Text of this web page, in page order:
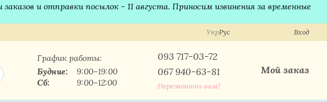
и отправки посылок - 11 августа. Приносим извинения за временные
УкрРус Вход
График работы:
Будние:
9:00–19:00
Сб:
9:00–12:00
093 717-03-72
067 940-63-81
Перезвонить вам?
Мой заказ